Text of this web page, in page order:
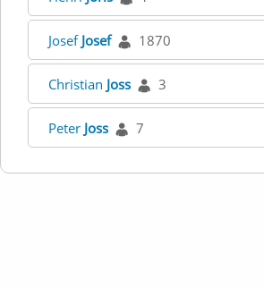
Josef Josef 1870
Christian Joss 3
Peter Joss 7